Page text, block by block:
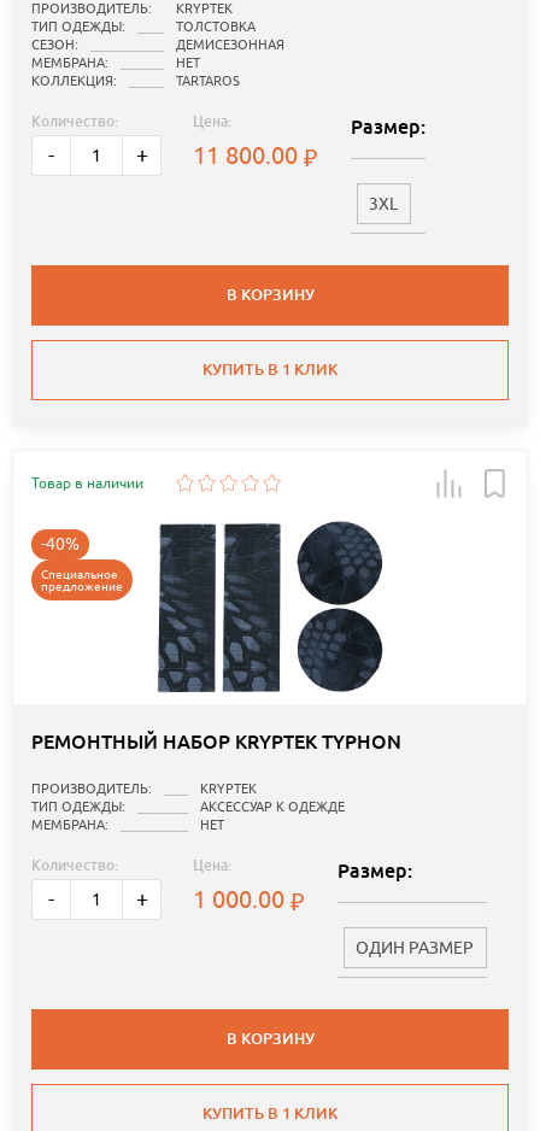
ПРОИЗВОДИТЕЛЬ:
KRYPTEK
ТИП ОДЕЖДЫ:
ТОЛСТОВКА
СЕЗОН:
ДЕМИСЕЗОННАЯ
МЕМБРАНА:
НЕТ
КОЛЛЕКЦИЯ:
TARTAROS
Количество:
- +
Цена:
11 800.00
Размер:
3XL
В КОРЗИНУ
КУПИТЬ В 1 КЛИК
Товар в наличии
-40%
Специальное
предложение
РЕМОНТНЫЙ НАБОР KRYPTEK TYPHON
ПРОИЗВОДИТЕЛЬ:
KRYPTEK
ТИП ОДЕЖДЫ:
АКСЕССУАР К ОДЕЖДЕ
МЕМБРАНА:
НЕТ
Количество:
- +
Цена:
1 000.00
Размер:
ОДИН РАЗМЕР
В КОРЗИНУ
КУПИТЬ В 1 КЛИК